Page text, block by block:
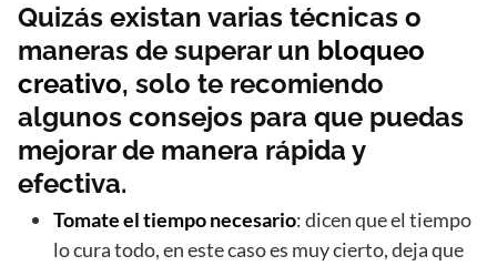
Quizás existan varias técnicas o
maneras de superar un bloqueo
creativo, solo te recomiendo
algunos consejos para que puedas
mejorar de manera rápida y
efectiva.
Tomate el tiempo necesario: dicen que el tiempo
lo cura todo, en este caso es muy cierto, deja que